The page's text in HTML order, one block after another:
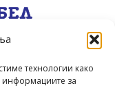
технологии како
за
Сервис.